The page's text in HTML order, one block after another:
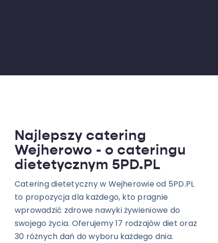
Najlepszy catering
Wejherowo - o cateringu
dietetycznym 5PD.PL
Catering dietetyczny w Wejherowie od 5PD.PL
to propozycja dla każdego, kto pragnie
wprowadzić zdrowe nawyki żywieniowe do
swojego życia. Oferujemy 17 rodzajów diet oraz
30 różnych dań do wyboru każdego dnia.